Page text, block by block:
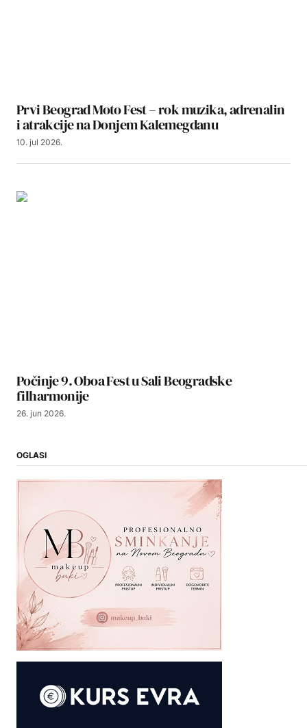
Prvi Beograd Moto Fest – rok muzika, adrenalin
i atrakcije na Donjem Kalemegdanu
10. jul 2026.
Počinje 9. Oboa Fest u Sali Beogradske
filharmonije
26. jun 2026.
OGLASI